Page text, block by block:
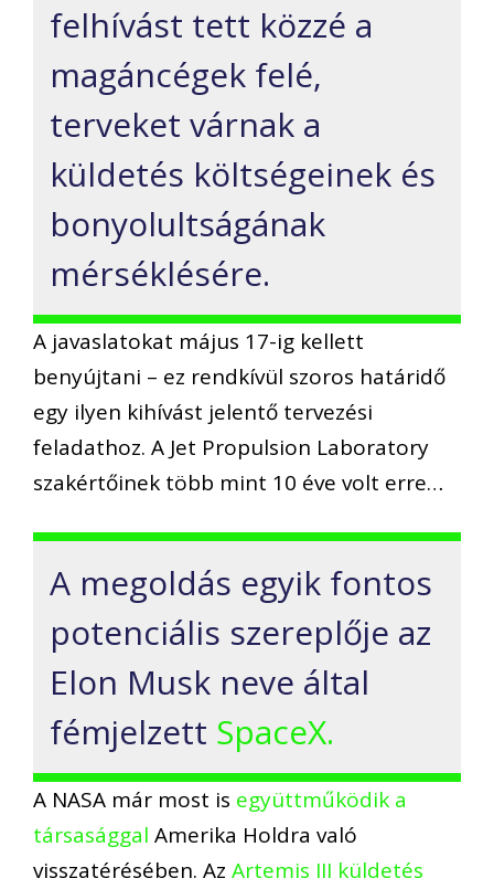
felhívást tett közzé a
magáncégek felé,
terveket várnak a
küldetés költségeinek és
bonyolultságának
mérséklésére.
A javaslatokat május 17-ig kellett
benyújtani – ez rendkívül szoros határidő
egy ilyen kihívást jelentő tervezési
feladathoz. A Jet Propulsion Laboratory
szakértőinek több mint 10 éve volt erre…
A megoldás egyik fontos
potenciális szereplője az
Elon Musk neve által
fémjelzett SpaceX.
A NASA már most is együttműködik a
társasággal Amerika Holdra való
visszatérésében. Az Artemis III küldetés